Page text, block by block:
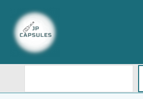
contenu